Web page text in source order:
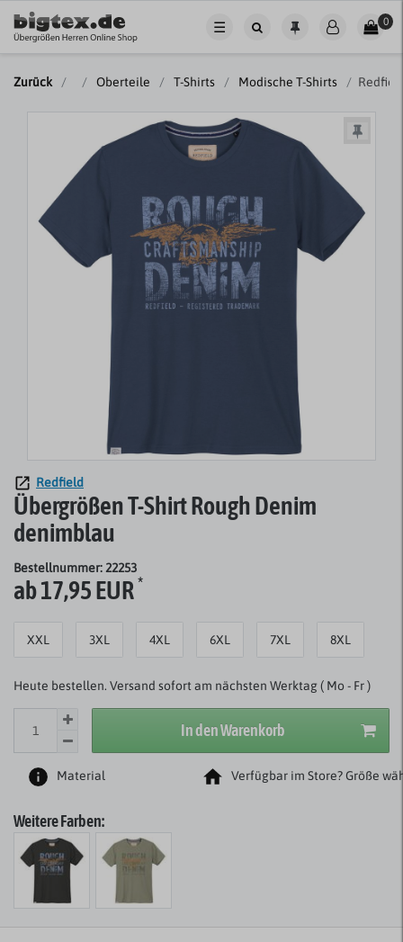
☰ 0
Zurück Oberteile T-Shirts Modische T-Shirts
Redfield
Übergrößen T-Shirt Rough Denim
denimblau
Bestellnummer: 22253
ab 17,95 EUR*
XXL 3XL 4XL 6XL 7XL 8XL
Heute bestellen. Versand sofort am nächsten Werktag ( Mo - Fr )
In den Warenkorb
Material Verfügbar im Store? Größe
Weitere Farben: